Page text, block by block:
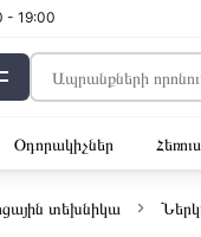
- 19:00
Օդորակիչներ
տեխնիկա